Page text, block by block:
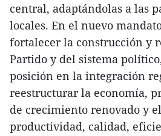
central, adaptándolas a las
locales. En el nuevo
fortalecer la construcción y
Partido y del sistema
posición en la integración
reestructurar la economía,
de crecimiento renovado y
productividad, calidad,